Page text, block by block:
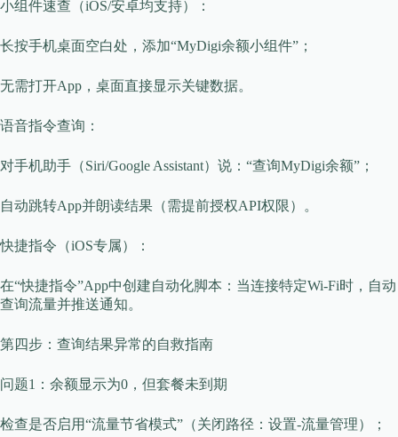
​​小组件速查（iOS/安卓均支持）​​：
长按手机桌面空白处，添加“MyDigi余额小组件”；
无需打开App，桌面直接显示关键数据。
​​语音指令查询​​：
对手机助手（Siri/Google Assistant）说：“查询MyDigi余额”；
自动跳转App并朗读结果（需提前授权API权限）。
​​快捷指令（iOS专属）​​：
在“快捷指令”App中创建自动化脚本：当连接特定Wi-Fi时，自动
查询流量并推送通知。
​​第四步：查询结果异常的自救指南​​
​​问题1：余额显示为0，但套餐未到期​​
检查是否启用“流量节省模式”（关闭路径：设置-流量管理）；